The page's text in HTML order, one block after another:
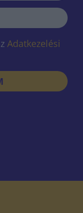
Adatkezelési